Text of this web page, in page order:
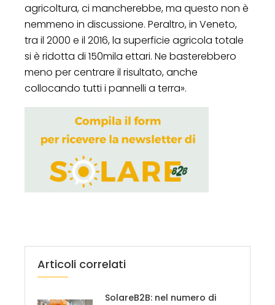
agricoltura, ci mancherebbe, ma questo non è
nemmeno in discussione. Peraltro, in Veneto,
tra il 2000 e il 2016, la superficie agricola totale
si è ridotta di 150mila ettari. Ne basterebbero
meno per centrare il risultato, anche
collocando tutti i pannelli a terra».
Articoli correlati
SolareB2B: nel numero di